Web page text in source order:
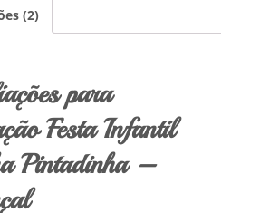
(2)
para
Festa Infantil
Pintadinha –